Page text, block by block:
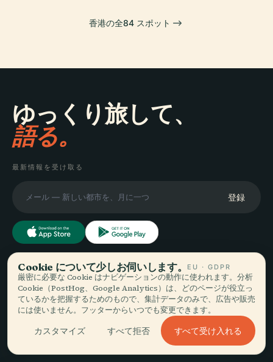
香港の全84 スポット
ゆっくり旅して、
語る。
最新情報を受け取る
登録
Audiala
あなたの本当の歩き方に寄り
添う音声ガイド — 誠実に集
め、街のために語り、一度だ
探索
目的地
ガイド
旅のヒント
料金を見る
ダウンロード
Cookie について少しお伺いします。 EU · GDPR
厳密に必要な Cookie はナビゲーションの動作に使われます。分析
Cookie（PostHog、Google Analytics）は、どのページが役立っ
ているかを把握するためのもので、集計データのみで、広告や販売
には使いません。フッターからいつでも変更できます。
カスタマイズ すべて拒否 すべて受け入れる